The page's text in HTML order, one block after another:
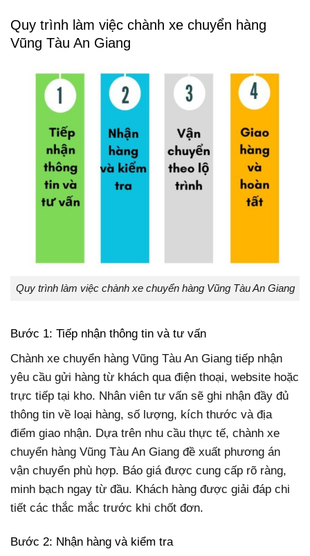
Quy trình làm việc chành xe chuyển hàng
Vũng Tàu An Giang
Quy trình làm việc chành xe chuyển hàng Vũng Tàu An Giang
Bước 1: Tiếp nhận thông tin và tư vấn
Chành xe chuyển hàng Vũng Tàu An Giang tiếp nhận
yêu cầu gửi hàng từ khách qua điện thoại, website hoặc
trực tiếp tại kho. Nhân viên tư vấn sẽ ghi nhận đầy đủ
thông tin về loại hàng, số lượng, kích thước và địa
điểm giao nhận. Dựa trên nhu cầu thực tế, chành xe
chuyển hàng Vũng Tàu An Giang đề xuất phương án
vận chuyển phù hợp. Báo giá được cung cấp rõ ràng,
minh bạch ngay từ đầu. Khách hàng được giải đáp chi
tiết các thắc mắc trước khi chốt đơn.
Bước 2: Nhận hàng và kiểm tra